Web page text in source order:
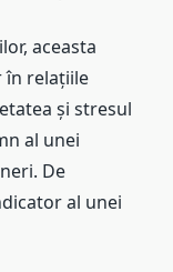
aceasta
în relațiile
și stresul
al unei
De
al unei